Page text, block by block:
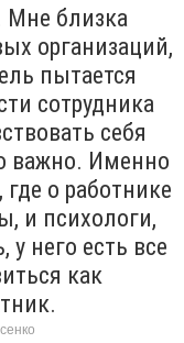
Мне близка
организаций,
пытается
сотрудника
себя
важно. Именно
о работнике
и психологи,
у него есть все
как